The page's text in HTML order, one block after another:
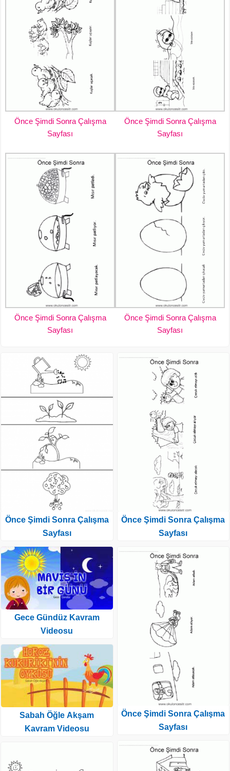
Önce Şimdi Sonra Çalışma
Sayfası
Önce Şimdi Sonra Çalışma
Sayfası
Önce Şimdi Sonra Çalışma
Sayfası
Önce Şimdi Sonra Çalışma
Sayfası
Önce Şimdi Sonra Çalışma
Sayfası
Gece Gündüz Kavram
Videosu
Sabah Öğle Akşam
Kavram Videosu
Önce Şimdi Sonra Çalışma
Sayfası
Önce Şimdi Sonra Çalışma
Sayfası